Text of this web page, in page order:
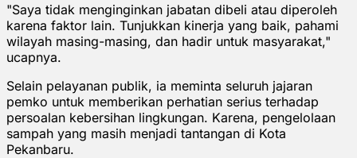
"Saya tidak menginginkan jabatan dibeli atau diperoleh
karena faktor lain. Tunjukkan kinerja yang baik, pahami
wilayah masing-masing, dan hadir untuk masyarakat,"
ucapnya.
Selain pelayanan publik, ia meminta seluruh jajaran
pemko untuk memberikan perhatian serius terhadap
persoalan kebersihan lingkungan. Karena, pengelolaan
sampah yang masih menjadi tantangan di Kota
Pekanbaru.